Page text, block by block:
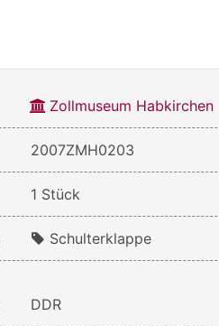
Zollmuseum Habkirchen
2007ZMH0203
1 Stück
Schulterklappe
DDR